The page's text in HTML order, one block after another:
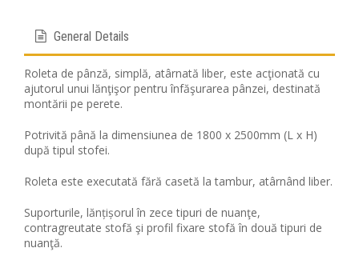
General Details
Roleta de pânză, simplă, atârnată liber, este acţionată cu
ajutorul unui lănţişor pentru înfăşurarea pânzei, destinată
montării pe perete.
Potrivită până la dimensiunea de 1800 x 2500mm (L x H)
după tipul stofei.
Roleta este executată fără casetă la tambur, atârnând liber.
Suporturile, lănțișorul în zece tipuri de nuanţe,
contragreutate stofă şi profil fixare stofă în două tipuri de
nuanţă.